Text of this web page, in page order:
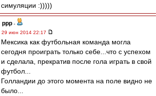
симуляции :)))))
ppp -
29 июн 2014 22:17
Мексика как футбольная команда могла
сегодня проиграть только себе...что с успехом
и сделала, прекратив после гола играть в свой
футбол...
Голландии до этого момента на поле видно не
было...